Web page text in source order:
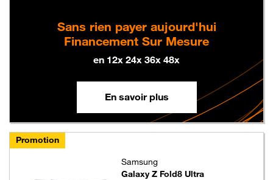
Sans rien payer aujourd'hui
Financement Sur Mesure
en 12x 24x 36x 48x
En savoir plus
Promotion
Samsung
Galaxy Z Fold8 Ultra